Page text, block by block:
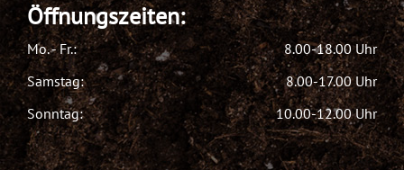
Öffnungszeiten:
Mo. - Fr.:
8.00-18.00 Uhr
Samstag:
8.00-17.00 Uhr
Sonntag:
10.00-12.00 Uhr